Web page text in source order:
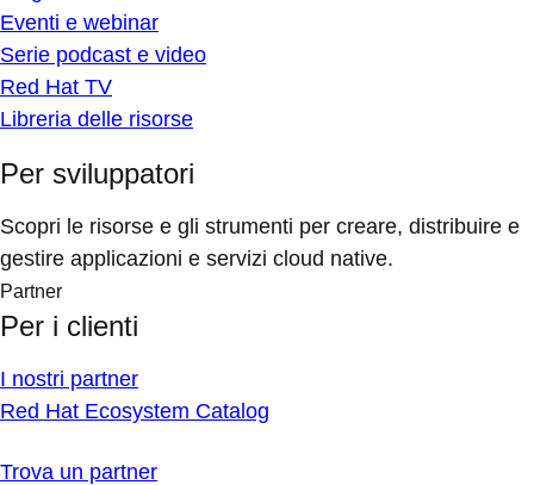
Eventi e webinar
Serie podcast e video
Red Hat TV
Libreria delle risorse
Per sviluppatori
Scopri le risorse e gli strumenti per creare, distribuire e
gestire applicazioni e servizi cloud native.
Partner
Per i clienti
I nostri partner
Red Hat Ecosystem Catalog
Trova un partner